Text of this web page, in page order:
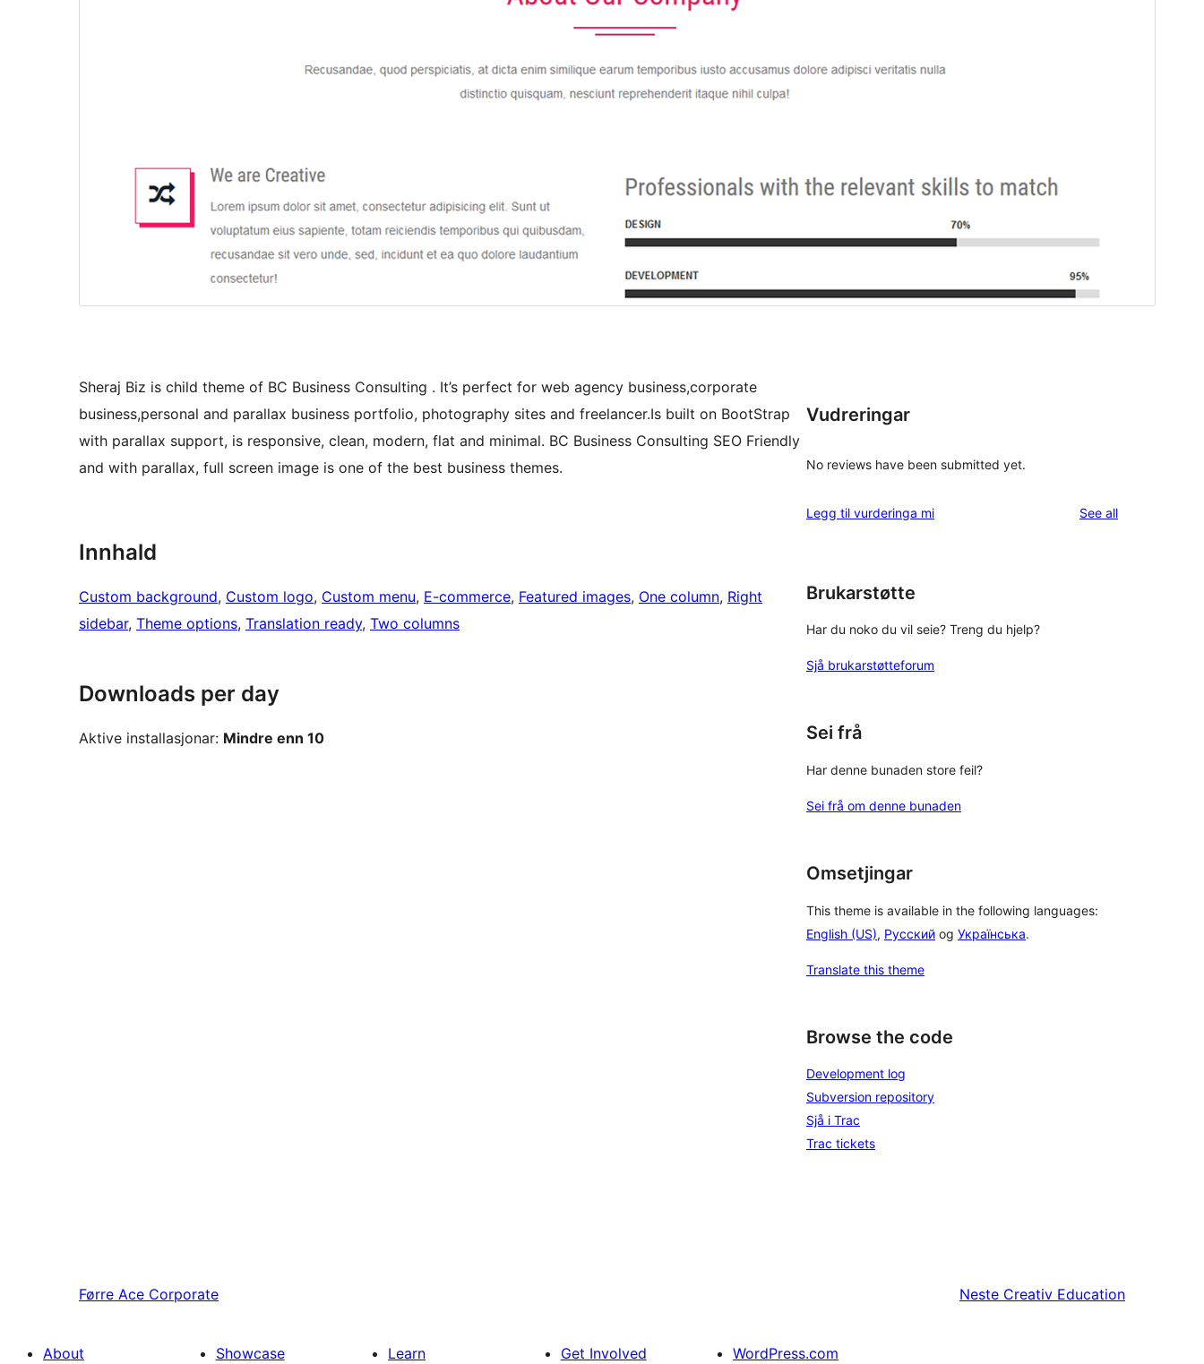
Sheraj Biz is child theme of BC Business Consulting . It’s perfect for web agency business,corporate
business,personal and parallax business portfolio, photography sites and freelancer.Is built on BootStrap
with parallax support, is responsive, clean, modern, flat and minimal. BC Business Consulting SEO Friendly
and with parallax, full screen image is one of the best business themes.
Innhald
Custom background, Custom logo, Custom menu, E-commerce, Featured images, One column, Right
sidebar, Theme options, Translation ready, Two columns
Downloads per day
Aktive installasjonar: Mindre enn 10
Vudreringar
No reviews have been submitted yet.
Legg til vurderinga mi See allreviews
Brukarstøtte
Har du noko du vil seie? Treng du hjelp?
Sjå brukarstøtteforum
Sei frå
Har denne bunaden store feil?
Sei frå om denne bunaden
Omsetjingar
This theme is available in the following languages:
English (US), Русский og Українська.
Translate this theme
Browse the code
Development log
Subversion repository
Sjå i Trac
Trac tickets
Førre Ace Corporate Neste Creativ Education
About Showcase Learn Get Involved WordPress.com